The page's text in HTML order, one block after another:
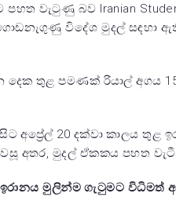
වැටුණු බව Iranian
විදේශ මුදල් සඳහා
දෙක තුළ පමණක් රියාල් අගය
අප්‍රේල් 20 දක්වා කාලය
අතර, මුදල් ඒකකය පහත
ඉරානය මුලින්ම ගැටුමට විධිමත්